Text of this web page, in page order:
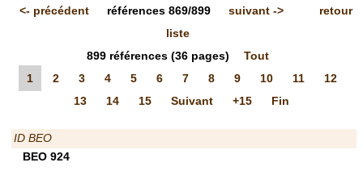
<- précédent références869/899 suivant->
retour
liste
899 références(36 pages)
Tout
1
2 3 4 5 6 7 8 9 10 11
12
13
14 15 Suivant +15 Fin
ID BEO
BEO 924